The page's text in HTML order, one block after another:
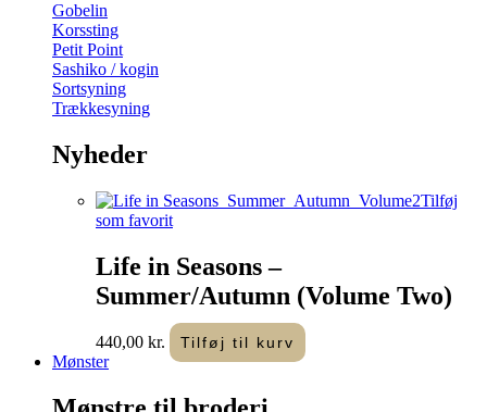
Gobelin
Korssting
Petit Point
Sashiko / kogin
Sortsyning
Trækkesyning
Nyheder
Tilføj
som favorit
Life in Seasons –
Summer/Autumn (Volume Two)
440,00 kr. Tilføj til kurv
Mønster